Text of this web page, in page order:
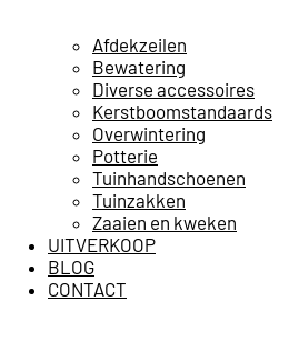
Afdekzeilen
Bewatering
Diverse accessoires
Kerstboomstandaards
Overwintering
Potterie
Tuinhandschoenen
Tuinzakken
Zaaien en kweken
UITVERKOOP
BLOG
CONTACT